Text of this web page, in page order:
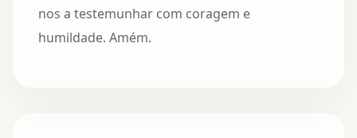
nos a testemunhar com coragem e
humildade. Amém.